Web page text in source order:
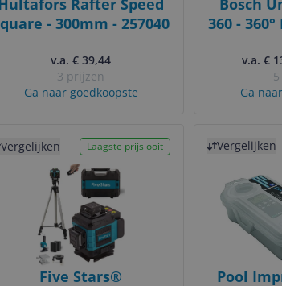
Rafter Speed
- 300mm - 257040
v.a. € 39,44
3 prijzen
Ga naar goedkoopste
Bosch
360 -
v.a. €
Ga
Vergelijken Laagste prijs ooit
Five Stars®
Vergelijken
Pool